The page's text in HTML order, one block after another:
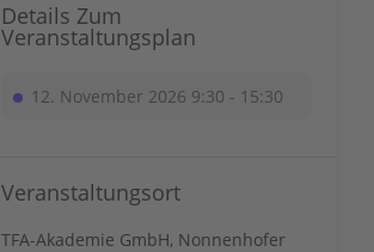
Details Zum
Veranstaltungsplan
12. November 2026 9:30 - 15:30
Veranstaltungsort
TFA-Akademie GmbH, Nonnenhofer